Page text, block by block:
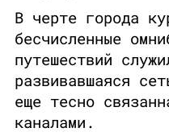
В черте города
бесчисленные
путешествий
развивавшаяся
еще тесно
каналами.